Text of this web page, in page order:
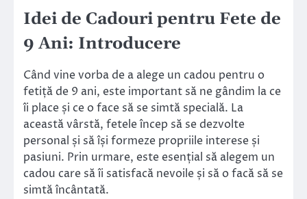
Idei de Cadouri pentru Fete de
9 Ani: Introducere
Când vine vorba de a alege un cadou pentru o
fetiță de 9 ani, este important să ne gândim la ce
îi place și ce o face să se simtă specială. La
această vârstă, fetele încep să se dezvolte
personal și să își formeze propriile interese și
pasiuni. Prin urmare, este esențial să alegem un
cadou care să îi satisfacă nevoile și să o facă să se
simtă încântată.